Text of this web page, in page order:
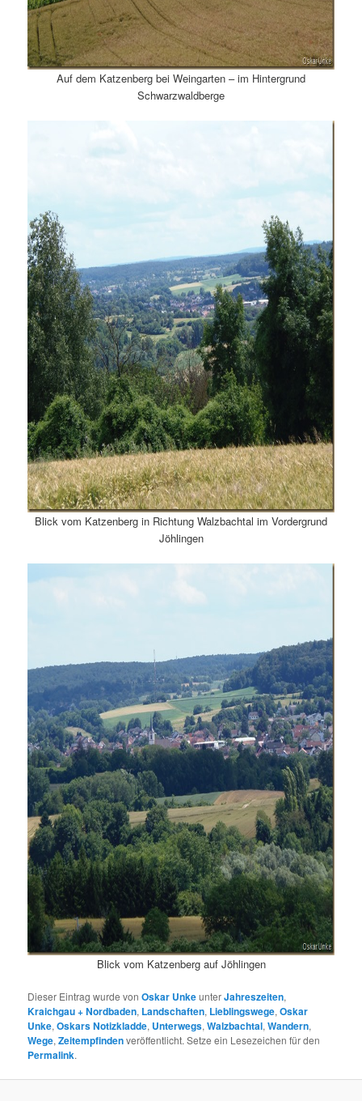
Auf dem Katzenberg bei Weingarten – im Hintergrund
Schwarzwaldberge
Blick vom Katzenberg in Richtung Walzbachtal im Vordergrund
Jöhlingen
Blick vom Katzenberg auf Jöhlingen
Dieser Eintrag wurde vonOskar UnkeunterJahreszeiten,
Kraichgau + Nordbaden, Landschaften, Lieblingswege,Oskar
Unke,Oskars Notizkladde, Unterwegs,Walzbachtal,Wandern,
Wege,Zeitempfindenveröffentlicht. Setze ein Lesezeichen für den
Permalink.